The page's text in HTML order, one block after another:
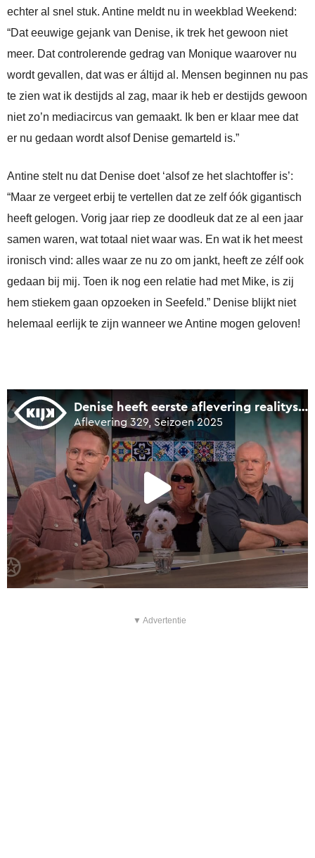
echter al snel stuk. Antine meldt nu in weekblad Weekend:
“Dat eeuwige gejank van Denise, ik trek het gewoon niet
meer. Dat controlerende gedrag van Monique waarover nu
wordt gevallen, dat was er áltijd al. Mensen beginnen nu pas
te zien wat ik destijds al zag, maar ik heb er destijds gewoon
niet zo’n mediacircus van gemaakt. Ik ben er klaar mee dat
er nu gedaan wordt alsof Denise gemarteld is.”
Antine stelt nu dat Denise doet ‘alsof ze het slachtoffer is’:
“Maar ze vergeet erbij te vertellen dat ze zelf óók gigantisch
heeft gelogen. Vorig jaar riep ze doodleuk dat ze al een jaar
samen waren, wat totaal niet waar was. En wat ik het meest
ironisch vind: alles waar ze nu zo om jankt, heeft ze zélf ook
gedaan bij mij. Toen ik nog een relatie had met Mike, is zij
hem stiekem gaan opzoeken in Seefeld.” Denise blijkt niet
helemaal eerlijk te zijn wanneer we Antine mogen geloven!
▼ Advertentie